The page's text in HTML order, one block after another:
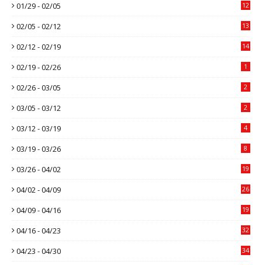
01/29 - 02/05 12
02/05 - 02/12 13
02/12 - 02/19 14
02/19 - 02/26 1
02/26 - 03/05 2
03/05 - 03/12 2
03/12 - 03/19 4
03/19 - 03/26 8
03/26 - 04/02 19
04/02 - 04/09 26
04/09 - 04/16 19
04/16 - 04/23 32
04/23 - 04/30 34